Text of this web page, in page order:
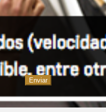
Enviar